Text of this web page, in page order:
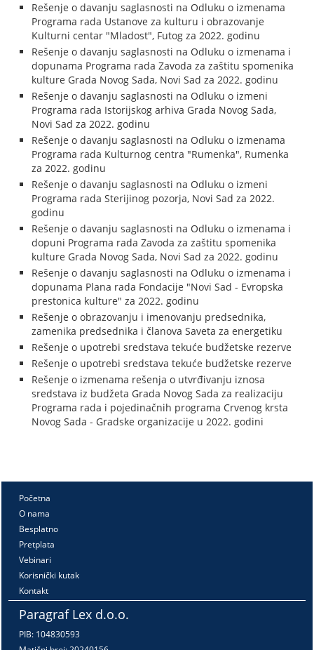
Rešenje o davanju saglasnosti na Odluku o izmenama
Programa rada Ustanove za kulturu i obrazovanje
Kulturni centar "Mladost", Futog za 2022. godinu
Rešenje o davanju saglasnosti na Odluku o izmenama i
dopunama Programa rada Zavoda za zaštitu spomenika
kulture Grada Novog Sada, Novi Sad za 2022. godinu
Rešenje o davanju saglasnosti na Odluku o izmeni
Programa rada Istorijskog arhiva Grada Novog Sada,
Novi Sad za 2022. godinu
Rešenje o davanju saglasnosti na Odluku o izmenama
Programa rada Kulturnog centra "Rumenka", Rumenka
za 2022. godinu
Rešenje o davanju saglasnosti na Odluku o izmeni
Programa rada Sterijinog pozorja, Novi Sad za 2022.
godinu
Rešenje o davanju saglasnosti na Odluku o izmenama i
dopuni Programa rada Zavoda za zaštitu spomenika
kulture Grada Novog Sada, Novi Sad za 2022. godinu
Rešenje o davanju saglasnosti na Odluku o izmenama i
dopunama Plana rada Fondacije "Novi Sad - Evropska
prestonica kulture" za 2022. godinu
Rešenje o obrazovanju i imenovanju predsednika,
zamenika predsednika i članova Saveta za energetiku
Rešenje o upotrebi sredstava tekuće budžetske rezerve
Rešenje o upotrebi sredstava tekuće budžetske rezerve
Rešenje o izmenama rešenja o utvrđivanju iznosa
sredstava iz budžeta Grada Novog Sada za realizaciju
Programa rada i pojedinačnih programa Crvenog krsta
Novog Sada - Gradske organizacije u 2022. godini
Početna
O nama
Besplatno
Pretplata
Vebinari
Korisnički kutak
Kontakt
Paragraf Lex d.o.o.
PIB: 104830593